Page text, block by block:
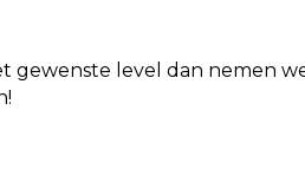
gewenste level dan nemen